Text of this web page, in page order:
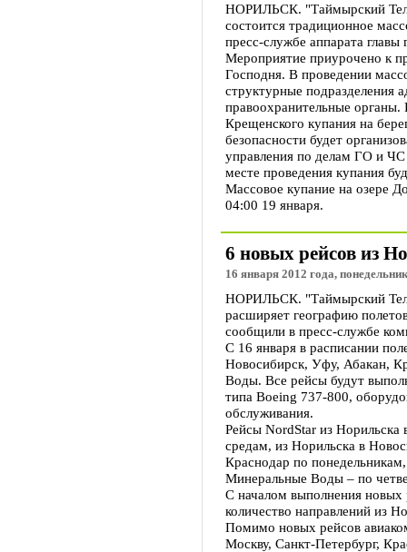
НОРИЛЬСК. "Таймырский
состоится традиционное
пресс-службе аппарата главы
Мероприятие приурочено к
Господня. В проведении
структурные подразделения
правоохранительные
Крещенского купания на
безопасности будет
управления по делам ГО и
месте проведения купания
Массовое купание на озере
04:00 19 января.
6 новых рейсов из
16 января 2012 года,
НОРИЛЬСК. "Таймырский
расширяет географию
сообщили в пресс-службе
С 16 января в расписании
Новосибирск, Уфу, Абакан,
Воды. Все рейсы будут
типа Boeing 737-800,
обслуживания.
Рейсы NordStar из
средам, из Норильска в
Краснодар по
Минеральные Воды – по
С началом выполнения новых
количество направлений из
Помимо новых рейсов
Москву, Санкт-Петербург,